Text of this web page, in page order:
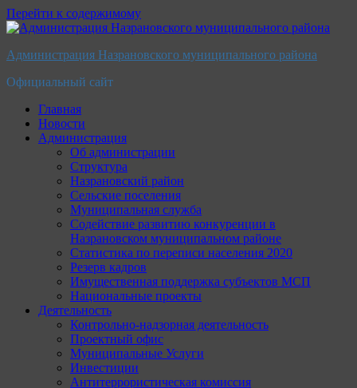
Перейти к содержимому
Администрация Назрановского муниципального района
Официальный сайт
Главная
Новости
Администрация
Об администрации
Структура
Назрановский район
Сельские поселения
Муниципальная служба
Содействие развитию конкуренции в
Назрановском муниципальном районе
Статистика по переписи населения 2020
Резерв кадров
Имущественная поддержка субъектов МСП
Национальные проекты
Деятельность
Контрольно-надзорная деятельность
Проектный офис
Муниципальные Услуги
Инвестиции
Антитеррористическая комиссия